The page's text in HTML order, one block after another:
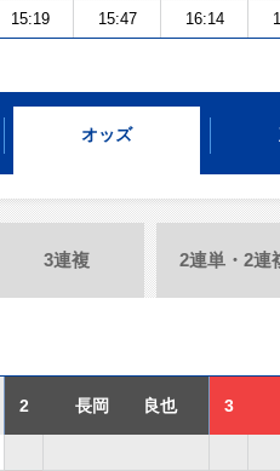
15:19 15:47 16:14
オッズ
3連複 2連単・2連
2 長岡 良也 3